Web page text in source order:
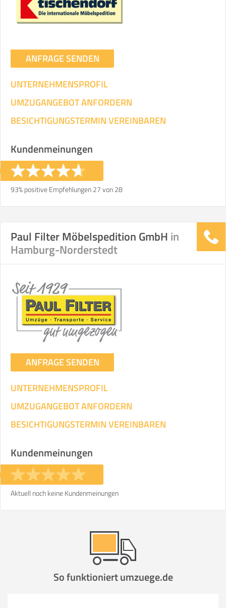
ANFRAGE SENDEN
UNTERNEHMENSPROFIL
UMZUGANGEBOT ANFORDERN
BESICHTIGUNGSTERMIN VEREINBAREN
Kundenmeinungen
93% positive Empfehlungen 27 von 28
Paul Filter Möbelspedition GmbH in
Hamburg-Norderstedt
ANFRAGE SENDEN
UNTERNEHMENSPROFIL
UMZUGANGEBOT ANFORDERN
BESICHTIGUNGSTERMIN VEREINBAREN
Kundenmeinungen
Aktuell noch keine Kundenmeinungen
So funktioniert umzuege.de